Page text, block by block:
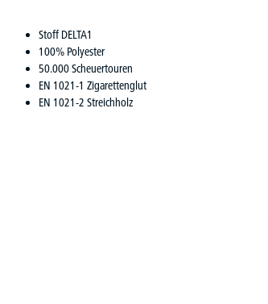
Stoff DELTA1
100% Polyester
50.000 Scheuertouren
EN 1021-1 Zigarettenglut
EN 1021-2 Streichholz